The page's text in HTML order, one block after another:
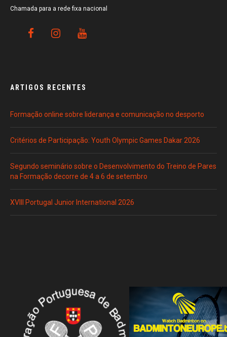
Chamada para a rede fixa nacional
ARTIGOS RECENTES
Formação online sobre liderança e comunicação no desporto
Critérios de Participação: Youth Olympic Games Dakar 2026
Segundo seminário sobre o Desenvolvimento do Treino de Pares
na Formação decorre de 4 a 6 de setembro
XVIII Portugal Junior International 2026